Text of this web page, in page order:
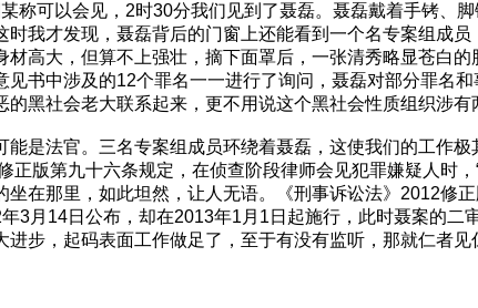
称可以会见，2时30分我们见到了聂磊。聂磊戴着手铐、
我才发现，聂磊背后的门窗上还能看到一个名专案组成员
高大，但算不上强壮，摘下面罩后，一张清秀略显苍白的
书中涉及的12个罪名一一进行了询问，聂磊对部分罪名
黑社会老大联系起来，更不用说这个黑社会性质组织涉有
是法官。三名专案组成员环绕着聂磊，这使我们的工作
版第九十六条规定，在侦查阶段律师会见犯罪嫌疑人时，
在那里，如此坦然，让人无语。《刑事诉讼法》2012修
3月14日公布，却在2013年1月1日起施行，此时聂案的二
步，起码表面工作做足了，至于有没有监听，那就仁者见